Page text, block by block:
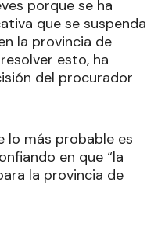
porque se ha
que se suspenda
la provincia de
esto, ha
del procurador
lo más probable es
en que “la
la provincia de